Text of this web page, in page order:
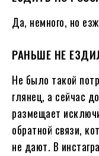
Да, немного, но
РАНЬШЕ НЕ
Не было такой
глянец, а сейчас
размещает
обратной связи,
не дают. В